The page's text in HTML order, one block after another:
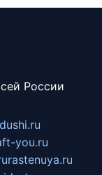
России
you.ru
rastenuya.ru